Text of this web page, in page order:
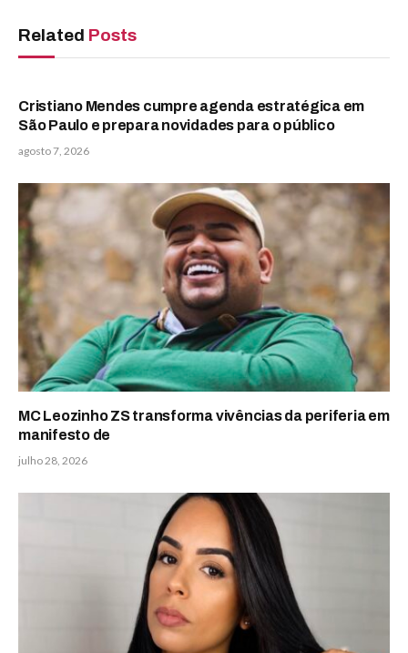
Related Posts
Cristiano Mendes cumpre agenda estratégica em
São Paulo e prepara novidades para o público
agosto 7, 2026
MC Leozinho ZS transforma vivências da periferia em
manifesto de
julho 28, 2026